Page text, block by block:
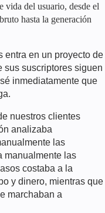
vida del usuario, desde el
hasta la generación
entra en un proyecto de
sus suscriptores siguen
inmediatamente que
nuestros clientes
analizaba
las
manualmente las
costaba a la
y dinero, mientras que
marchaban a